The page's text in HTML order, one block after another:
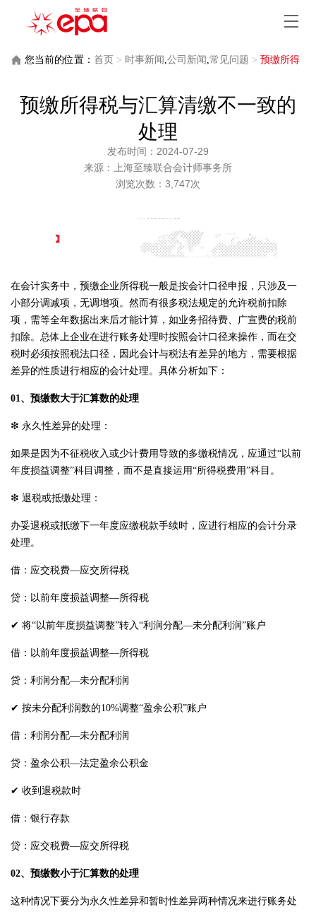
您当前的位置： 首页 > 时事新闻 ,公司新闻 ,常见问题 > 预缴所得
税与汇算清缴不一致的处理
预缴所得税与汇算清缴不一致的
处理
发布时间：2024-07-29
来源：上海至臻联合会计师事务所
浏览次数：3,747次
在会计实务中，预缴企业所得税一般是按会计口径申报，只涉及一
小部分调减项，无调增项。然而有很多税法规定的允许税前扣除
项，需等全年数据出来后才能计算，如业务招待费、广宣费的税前
扣除。总体上企业在进行账务处理时按照会计口径来操作，而在交
税时必须按照税法口径，因此会计与税法有差异的地方，需要根据
差异的性质进行相应的会计处理。具体分析如下：
01、预缴数大于汇算数的处理
❇ 永久性差异的处理：
如果是因为不征税收入或少计费用导致的多缴税情况，应通过“以前
年度损益调整”科目调整，而不是直接运用“所得税费用”科目。
❇ 退税或抵缴处理：
办妥退税或抵缴下一年度应缴税款手续时，应进行相应的会计分录
处理。
借：应交税费—应交所得税
贷：以前年度损益调整—所得税
✔ 将“以前年度损益调整”转入“利润分配—未分配利润”账户
借：以前年度损益调整—所得税
贷：利润分配—未分配利润
✔ 按未分配利润数的10%调整“盈余公积”账户
借：利润分配—未分配利润
贷：盈余公积—法定盈余公积金
✔ 收到退税款时
借：银行存款
贷：应交税费—应交所得税
02、预缴数小于汇算数的处理
这种情况下要分为永久性差异和暂时性差异两种情况来进行账务处